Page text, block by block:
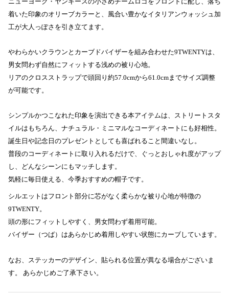
ニューヨーク・ヤンキースの小さめチームロゴをフロントに配し、落ち
着いた印象のオリーブカラーと、風合い豊かなイタリアンウォッシュ加
工が大人っぽさを引き立てます。
やわらかいクラウンとカーブドバイザーを組み合わせた9TWENTYは、
男女問わず自然にフィットする浅めの被り心地。
リアのクロスストラップで頭回り約57.0cmから61.0cmまでサイズ調整
が可能です。
シンプルかつこなれた印象を演出できる本アイテムは、ストリートスタ
イルはもちろん、ナチュラル・ミニマルなコーディネートにも好相性。
誕生日や記念日のプレゼントとしても喜ばれること間違いなし。
普段のコーディネートに取り入れるだけで、ぐっとおしゃれ度がアップ
し、どんなシーンにもマッチします。
気軽に毎日使える、今季おすすめの帽子です。
シルエットはフロント部分に芯がなく柔らかな被り心地が特徴の
9TWENTY。
頭の形にフィットしやすく、男女問わず着用可能。
バイザー（つば）はあらかじめ着用しやすい状態にカーブしています。
なお、ステッカーのデザイン、貼られる位置が異なる場合がございま
す。 あらかじめご了承下さい。